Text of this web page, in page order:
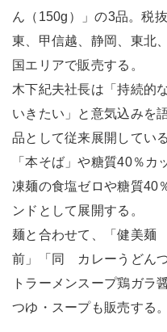
ん（150g）」の3品。税
東、甲信越、静岡、東北
国エリアで販売する。
木下紀夫社長は「持続的
いきたい」と意気込みを
品として従来展開してい
「本そば」や糖質40％
凍麺の食塩ゼロや糖質40
ンドとして展開する。
麺と合わせて、「健美麺
前」「同 カレーうどん
トラーメンスープ鶏ガラ
つゆ・スープも販売する